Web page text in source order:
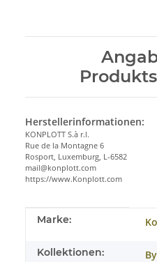
Herstellerinformationen:
KONPLOTT S.à r.l.
Rue de la Montagne 6
Rosport, Luxemburg, L-6582
mail@konplott.com
https://www.Konplott.com
Produkteigenschaft
Wert
Marke:
Kollektionen: